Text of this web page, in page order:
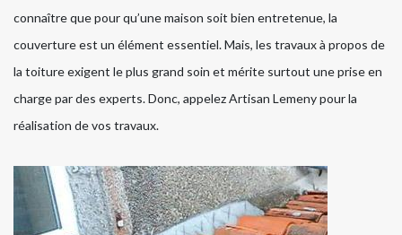
connaître que pour qu’une maison soit bien entretenue, la
couverture est un élément essentiel. Mais, les travaux à propos de
la toiture exigent le plus grand soin et mérite surtout une prise en
charge par des experts. Donc, appelez Artisan Lemeny pour la
réalisation de vos travaux.